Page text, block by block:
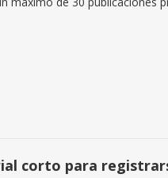
corto para